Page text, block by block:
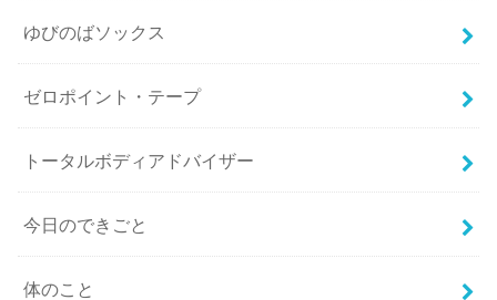
ゆびのばソックス
ゼロポイント・テープ
トータルボディアドバイザー
今日のできごと
体のこと